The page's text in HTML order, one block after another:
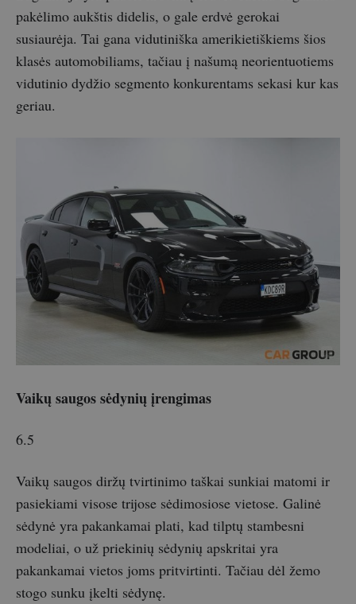
pakėlimo aukštis didelis, o gale erdvė gerokai
susiaurėja. Tai gana vidutiniška amerikietiškiems šios
klasės automobiliams, tačiau į našumą neorientuotiems
vidutinio dydžio segmento konkurentams sekasi kur kas
geriau.
Vaikų saugos sėdynių įrengimas
6.5
Vaikų saugos diržų tvirtinimo taškai sunkiai matomi ir
pasiekiami visose trijose sėdimosiose vietose. Galinė
sėdynė yra pakankamai plati, kad tilptų stambesni
modeliai, o už priekinių sėdynių apskritai yra
pakankamai vietos joms pritvirtinti. Tačiau dėl žemo
stogo sunku įkelti sėdynę.